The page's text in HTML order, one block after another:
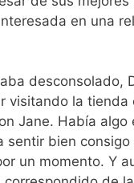
en una
desconsolado,
visitando la tienda
Jane. Había algo
sentir bien
un momento. Y